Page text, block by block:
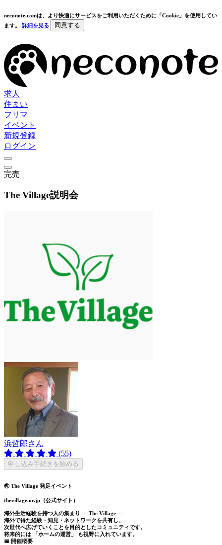
neconote.comは、より快適にサービスをご利用いただくために「Cookie」を使用してい
ます。 詳細を見る 同意する
求人
住まい
フリマ
イベント
新規登録
ログイン
完売
The Village説明会
浜哲郎さん
(55)
申し込み手続きを始める
🌏 The Village 発足イベント
thevillage.or.jp（公式サイト）
海外生活経験を持つ人の集まり ― The Village ―
海外で得た経験・知見・ネットワークを共有し、
次世代へ広げていくことを目的としたコミュニティです。
将来的には
「ホームの運営」
も視野に入れています。
📅 開催概要